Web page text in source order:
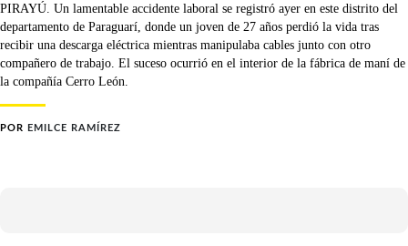
PIRAYÚ. Un lamentable accidente laboral se registró ayer en este distrito del
departamento de Paraguarí, donde un joven de 27 años perdió la vida tras
recibir una descarga eléctrica mientras manipulaba cables junto con otro
compañero de trabajo. El suceso ocurrió en el interior de la fábrica de maní de
la compañía Cerro León.
POR EMILCE RAMÍREZ